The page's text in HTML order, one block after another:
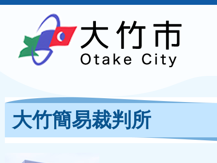
大竹簡易裁判所